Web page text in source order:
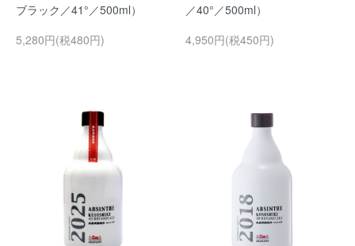
ブラック／41°／500ml）
5,280円(税480円)
／40°／500ml）
4,950円(税450円)